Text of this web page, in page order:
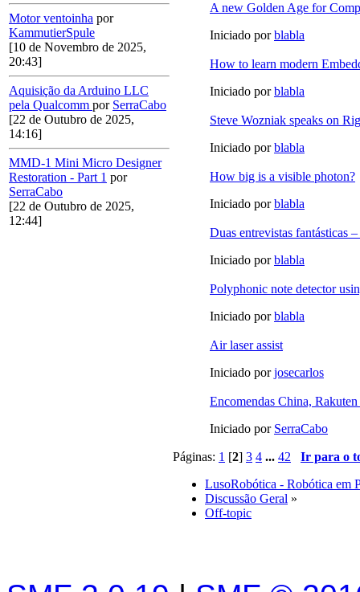
Motor ventoinha por
KammutierSpule
[10 de Novembro de 2025,
20:43]
Aquisição da Arduino LLC
pela Qualcomm por SerraCabo
[22 de Outubro de 2025,
14:16]
MMD-1 Mini Micro Designer
Restoration - Part 1 por
SerraCabo
[22 de Outubro de 2025,
12:44]
A new Golden Age for
Iniciado porblabla
How to learn modern
Iniciado porblabla
Steve Wozniak speaks on
Iniciado porblabla
How big is a visible photon?
Iniciado porblabla
Duas entrevistas fantásticas
Iniciado porblabla
Polyphonic note detector
Iniciado porblabla
Air laser assist
Iniciado porjosecarlos
Encomendas China,
Iniciado por SerraCabo
Páginas: 1 [2] 3 4 ... 42
Ir para o
LusoRobótica - Robótica em
Discussão Geral »
Off-topic